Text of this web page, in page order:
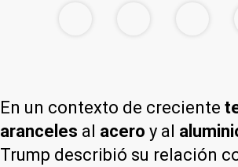
En un contexto de creciente
aranceles al acero y al
Trump describió su relación